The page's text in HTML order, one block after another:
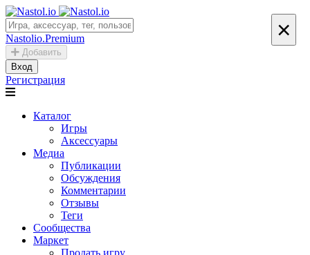
Nastolio.Premium
Добавить
Вход
Регистрация
Каталог
Игры
Аксессуары
Медиа
Публикации
Обсуждения
Комментарии
Отзывы
Теги
Сообщества
Маркет
Продать игру
×